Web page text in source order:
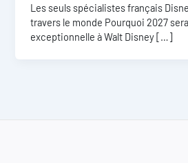
Les seuls spécialistes français
travers le monde Pourquoi 2027
exceptionnelle à Walt Disney […]